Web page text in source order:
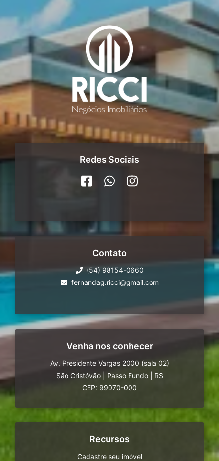
Redes Sociais
Contato
(54) 98154-0660
fernandag.ricci@gmail.com
Venha nos conhecer
Av. Presidente Vargas 2000 (sala 02)
São Cristóvão
Passo Fundo
RS
CEP: 99070-000
Recursos
Cadastre seu imóvel